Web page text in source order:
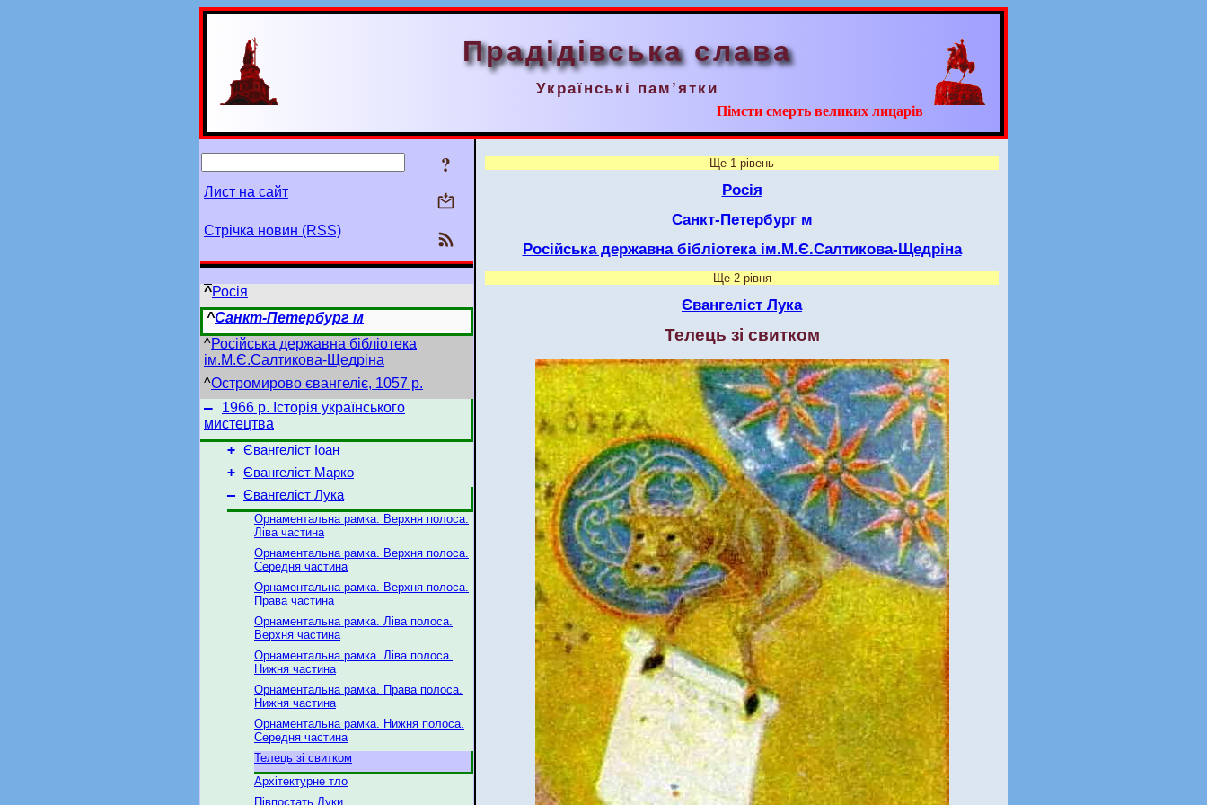
Прадідівська слава
Українські пам’ятки
Пімсти смерть великих лицарів
?
Лист на сайт
Стрічка новин (RSS)
^Росія
^Санкт-Петербург м
^Російська державна бібліотека
ім.М.Є.Салтикова-Щедріна
^Остромирово євангеліє, 1057 р.
–
1966 р. Історія українського
мистецтва
+ Євангеліст Іоан
+ Євангеліст Марко
– Євангеліст Лука
Орнаментальна рамка. Верхня полоса.
Ліва частина
Орнаментальна рамка. Верхня полоса.
Середня частина
Орнаментальна рамка. Верхня полоса.
Права частина
Орнаментальна рамка. Ліва полоса.
Верхня частина
Орнаментальна рамка. Ліва полоса.
Нижня частина
Орнаментальна рамка. Права полоса.
Нижня частина
Орнаментальна рамка. Нижня полоса.
Середня частина
Телець зі свитком
Архітектурне тло
Півпостать Луки
Ще 1 рівень
Росія
Санкт-Петербург м
Російська державна бібліотека ім.М.Є.Салтикова-Щедріна
Ще 2 рівня
Євангеліст Лука
Телець зі свитком